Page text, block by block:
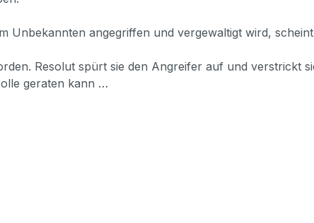
Unbekannten angegriffen und vergewaltigt wird,
Resolut spürt sie den Angreifer auf und verstrickt
geraten kann …